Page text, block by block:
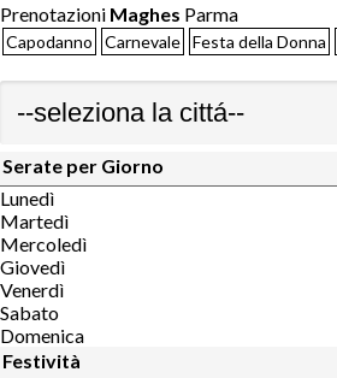
Prenotazioni Maghes Parma
Capodanno Carnevale Festa della Donna
Serate per Giorno
Lunedì
Martedì
Mercoledì
Giovedì
Venerdì
Sabato
Domenica
Festività